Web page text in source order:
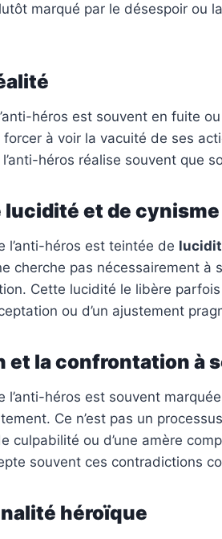
marqué par le désespoir
héros est souvent en fuite
forcer à voir la vacuité de ses
héros réalise souvent que
lucidité et de cynisme
l’anti-héros est teintée de
cherche pas nécessairement
Cette lucidité le libère
ou d’un ajustement
et la confrontation à
l’anti-héros est souvent
Ce n’est pas un
culpabilité ou d’une amère
souvent ces contradictions
héroïque